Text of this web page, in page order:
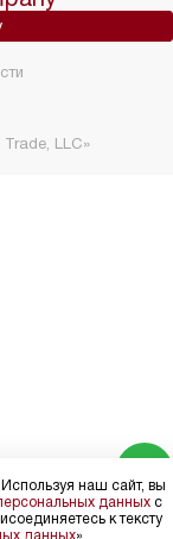
LLC»
наш сайт, вы
данныхс
к тексту
данных»